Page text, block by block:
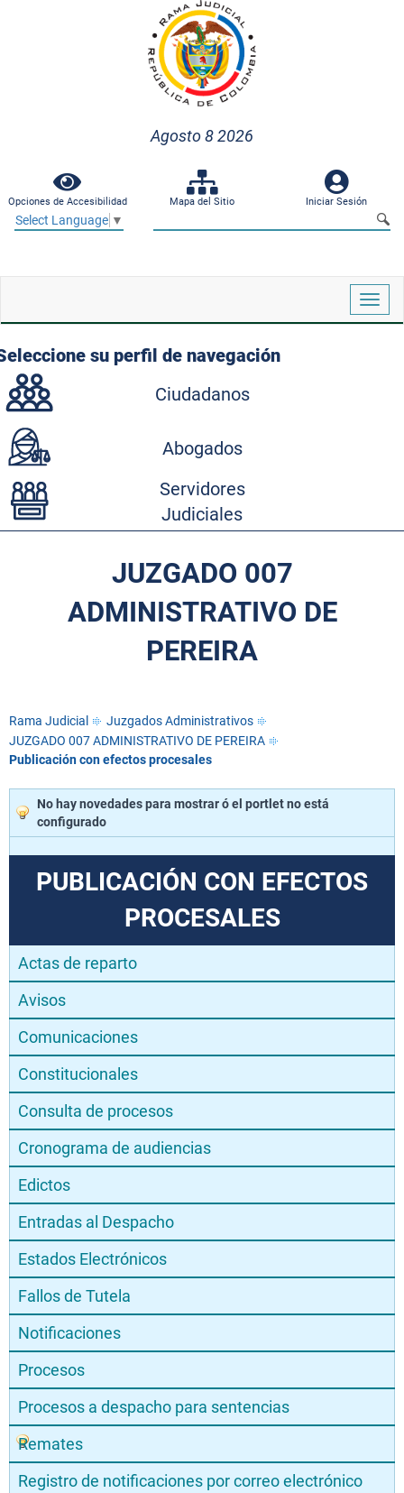
Agosto 8 2026
Opciones de Accesibilidad Mapa del Sitio Iniciar Sesión
Select Language ▼
su perfil de navegación
Ciudadanos
Abogados
Servidores
Judiciales
JUZGADO 007
ADMINISTRATIVO DE
PEREIRA
Rama Judicial
Juzgados Administrativos
JUZGADO 007 ADMINISTRATIVO DE PEREIRA
Publicación con efectos procesales
No hay novedades para mostrar ó el portlet no está
configurado
PUBLICACIÓN CON EFECTOS
PROCESALES
Actas de reparto
Avisos
Comunicaciones
Constitucionales
Consulta de procesos
Cronograma de audiencias
Edictos
Entradas al Despacho
Estados Electrónicos
Fallos de Tutela
Notificaciones
Procesos
Procesos a despacho para sentencias
Remates
Registro de notificaciones por correo electrónico